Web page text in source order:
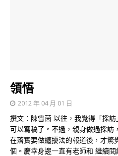
領悟
2012 年 04 月 01 日
撰文：陳雪茵 以往，我覺得「採
可以寫稿了。不過，親身做過採訪
在落實要做纏擾法的報道後，才驚
個。慶幸身邊一直有老師和 繼續閱